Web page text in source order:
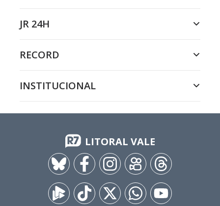
JR 24H
RECORD
INSTITUCIONAL
LITORAL VALE